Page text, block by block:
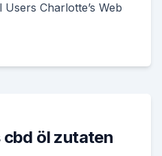
Charlotte’s Web
cbd öl zutaten